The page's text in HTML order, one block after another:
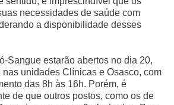
necessidades de saúde com
a disponibilidade desses
Sangue estarão abertos no dia 20,
unidades Clínicas e Osasco, com
das 8h às 16h. Porém, é
de que outros postos, como os de